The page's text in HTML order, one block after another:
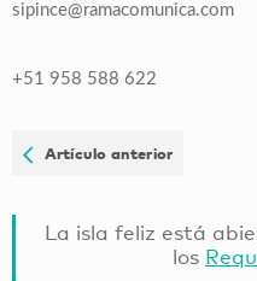
sipince@ramacomunica.com
+51 958 588 622
Artículo anterior
La isla feliz está
los